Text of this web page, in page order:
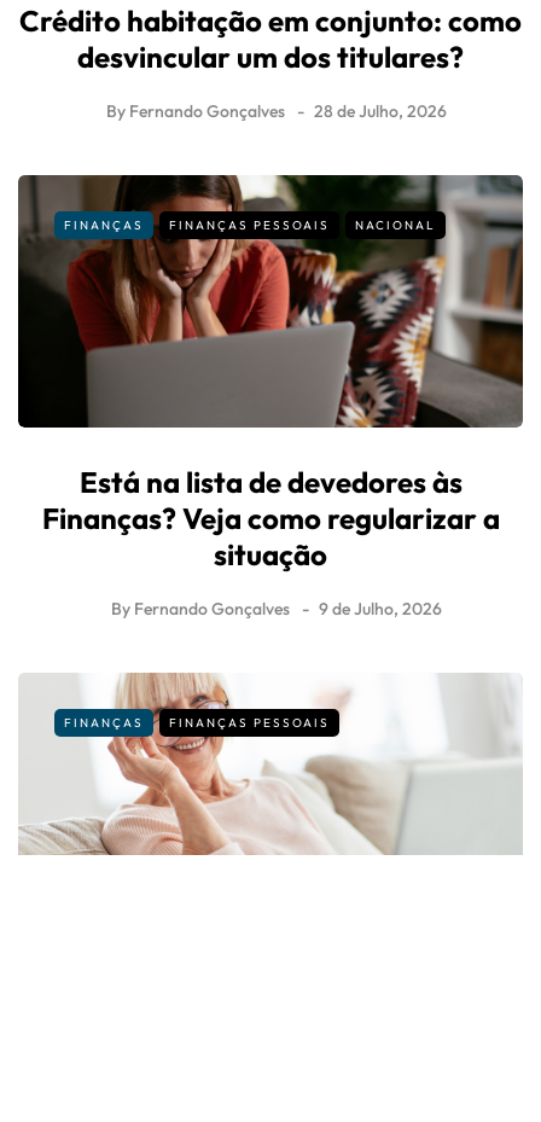
Crédito habitação em conjunto: como
desvincular um dos titulares?
By Fernando Gonçalves 28 de Julho, 2026
FINANÇAS FINANÇAS PESSOAIS NACIONAL
Está na lista de devedores às
Finanças? Veja como regularizar a
situação
By Fernando Gonçalves 9 de Julho, 2026
FINANÇAS FINANÇAS PESSOAIS